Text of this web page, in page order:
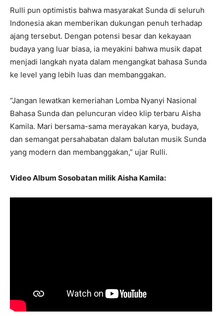
Rulli pun optimistis bahwa masyarakat Sunda di seluruh
Indonesia akan memberikan dukungan penuh terhadap
ajang tersebut. Dengan potensi besar dan kekayaan
budaya yang luar biasa, ia meyakini bahwa musik dapat
menjadi langkah nyata dalam mengangkat bahasa Sunda
ke level yang lebih luas dan membanggakan.
“Jangan lewatkan kemeriahan Lomba Nyanyi Nasional
Bahasa Sunda dan peluncuran video klip terbaru Aisha
Kamila. Mari bersama-sama merayakan karya, budaya,
dan semangat persahabatan dalam balutan musik Sunda
yang modern dan membanggakan,” ujar Rulli.
Video Album Sosobatan milik Aisha Kamila: